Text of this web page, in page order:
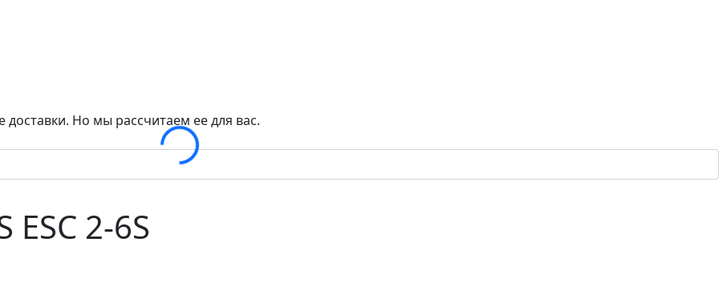
Но мы рассчитаем ее для вас.
Loading...
2-6S